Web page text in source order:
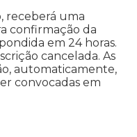
receberá uma
confirmação da
em 24 horas.
cancelada. As
automaticamente,
convocadas em